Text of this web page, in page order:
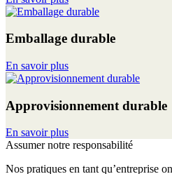
Emballage durable
En savoir plus
Approvisionnement durable
En savoir plus
Assumer notre responsabilité
Nos pratiques en tant qu’entreprise